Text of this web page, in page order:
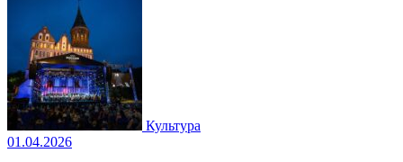
Культура
01.04.2026